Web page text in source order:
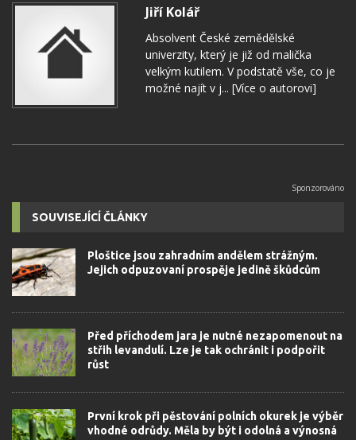
Jiří Kolář
Absolvent České zemědělské
univerzity, který je již od malička
velkým kutilem. V podstatě vše, co je
možné najít v j... [Více o autorovi]
SOUVISEJÍCÍ ČLÁNKY
Ploštice jsou zahradním andělem strážným.
Jejich odpuzovaní prospěje jedině škůdcům
Před příchodem jara je nutné nezapomenout na
střih levandulí. Lze je tak ochránit i podpořit
růst
První krok při pěstování polních okurek je výběr
vhodné odrůdy. Měla by být i odolná a výnosná